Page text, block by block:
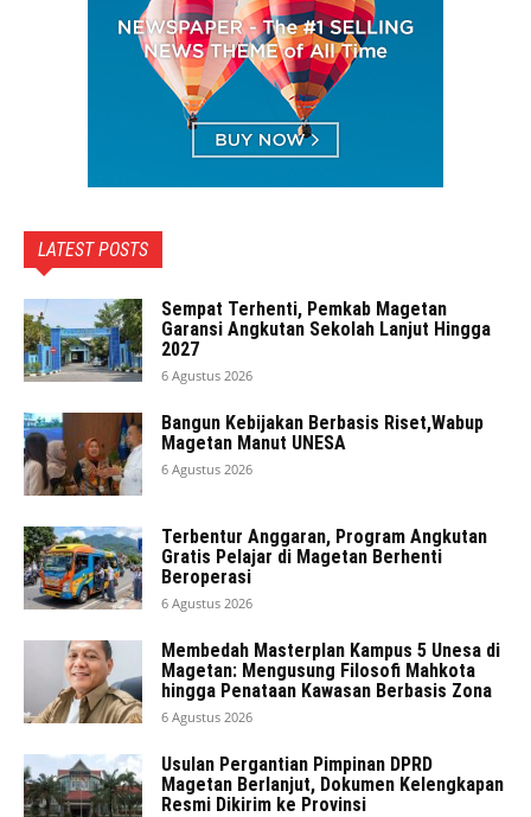
LATEST POSTS
Sempat Terhenti, Pemkab Magetan
Garansi Angkutan Sekolah Lanjut Hingga
2027
6 Agustus 2026
Bangun Kebijakan Berbasis Riset,Wabup
Magetan Manut UNESA
6 Agustus 2026
Terbentur Anggaran, Program Angkutan
Gratis Pelajar di Magetan Berhenti
Beroperasi
6 Agustus 2026
Membedah Masterplan Kampus 5 Unesa di
Magetan: Mengusung Filosofi Mahkota
hingga Penataan Kawasan Berbasis Zona
6 Agustus 2026
Usulan Pergantian Pimpinan DPRD
Magetan Berlanjut, Dokumen Kelengkapan
Resmi Dikirim ke Provinsi